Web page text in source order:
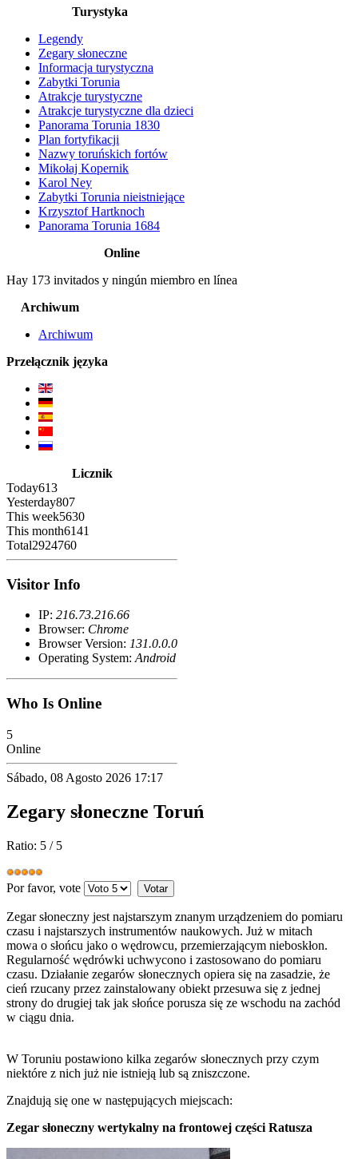
Turystyka
Legendy
Zegary słoneczne
Informacja turystyczna
Zabytki Torunia
Atrakcje turystyczne
Atrakcje turystyczne dla dzieci
Panorama Torunia 1830
Plan fortyfikacji
Nazwy toruńskich fortów
Mikołaj Kopernik
Karol Ney
Zabytki Torunia nieistniejące
Krzysztof Hartknoch
Panorama Torunia 1684
Online
Hay 173 invitados y ningún miembro en línea
Archiwum
Archiwum
Przełącznik języka
Licznik
Today613
Yesterday807
This week5630
This month6141
Total2924760
Visitor Info
IP: 216.73.216.66
Browser: Chrome
Browser Version: 131.0.0.0
Operating System:Android
Who Is Online
5
Online
Sábado, 08 Agosto 2026 17:17
Zegary słoneczne Toruń
Ratio: 5 / 5
Por favor, vote
Zegar słoneczny jest najstarszym znanym urządzeniem do pomiaru
czasu i najstarszych instrumentów naukowych. Już w mitach
mowa o słońcu jako o wędrowcu, przemierzającym nieboskłon.
Regularność wędrówki uchwycono i zastosowano do pomiaru
czasu. Działanie zegarów słonecznych opiera się na zasadzie, że
cień rzucany przez zainstalowany obiekt przesuwa się z jednej
strony do drugiej tak jak słońce porusza się ze wschodu na zachód
w ciągu dnia.
W Toruniu postawiono kilka zegarów słonecznych przy czym
niektóre z nich już nie istnieją lub są zniszczone.
Znajdują się one w następujących miejscach:
Zegar słoneczny wertykalny na frontowej części Ratusza